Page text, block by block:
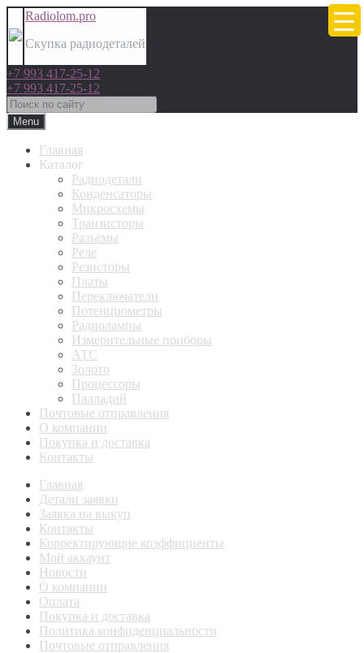
Radiolom.pro
Скупка радиодеталей
+7 993 417-25-12
+7 993 417-25-12
Menu
Главная
Каталог
Радиодетали
Конденсаторы
Микросхемы
Транзисторы
Разъёмы
Реле
Резисторы
Платы
Переключатели
Потенциометры
Радиолампы
Измерительные приборы
АТС
Золото
Процессоры
Палладий
Почтовые отправления
О компании
Покупка и доставка
Контакты
Главная
Детали заявки
Заявка на выкуп
Контакты
Корректирующие коэффициенты
Мой аккаунт
Новости
О компании
Оплата
Покупка и доставка
Политика конфиденциальности
Почтовые отправления